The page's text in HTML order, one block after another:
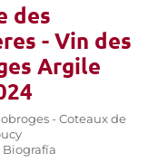
des
- Vin des
Argile
- Coteaux de
Biografía